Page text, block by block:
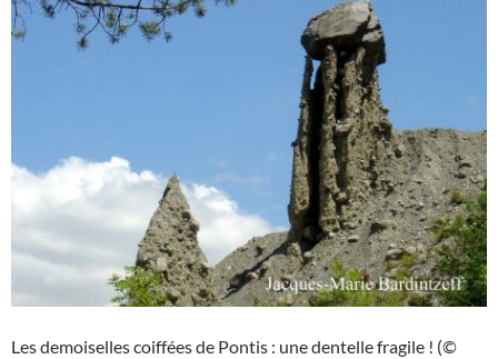
Les demoiselles coiffées de Pontis : une dentelle fragile ! (©